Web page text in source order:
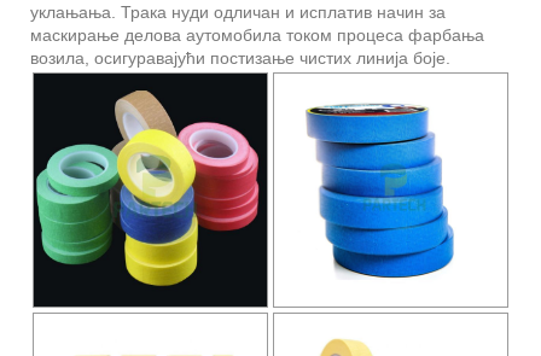
уклањања. Трака нуди одличан и исплатив начин за
маскирање делова аутомобила током процеса фарбања
возила, осигуравајући постизање чистих линија боје.